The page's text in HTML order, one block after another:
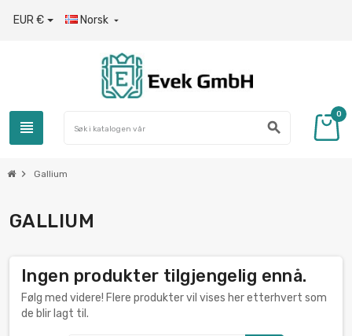
EUR € Norsk 
view_headline search
0
chevron_right Gallium
GALLIUM
Ingen produkter tilgjengelig ennå.
Følg med videre! Flere produkter vil vises her etterhvert som
de blir lagt til.